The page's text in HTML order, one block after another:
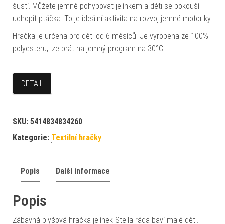
šustí. Můžete jemně pohybovat jelínkem a děti se pokouší
uchopit ptáčka. To je ideální aktivita na rozvoj jemné motoriky.
Hračka je určena pro děti od 6 měsíců. Je vyrobena ze 100%
polyesteru, lze prát na jemný program na 30°C.
DETAIL
SKU: 5414834834260
Kategorie: Textilní hračky
Popis Další informace
Popis
Zábavná plyšová hračka jelínek Stella ráda baví malé děti.